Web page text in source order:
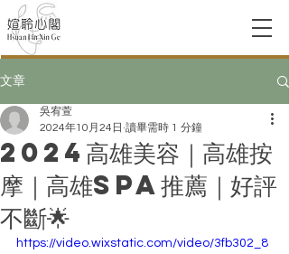
文章
2024高雄美容｜高雄按
摩｜高雄SPA推薦｜好評
不斷🌟
吳宥萱
2024年10月24日 讀畢需時 1 分鐘
https://video.wixstatic.com/video/3fb302_8